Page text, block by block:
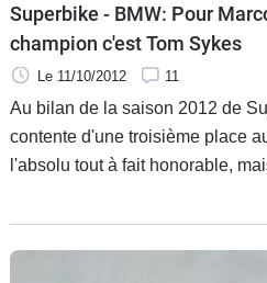
Services
Auto
Superbike - BMW: Pour
champion c'est Tom Sykes
Le 11/10/2012 11
Au bilan de la saison 2012 de
contente d'une troisième place
l'absolu tout à fait honorable,